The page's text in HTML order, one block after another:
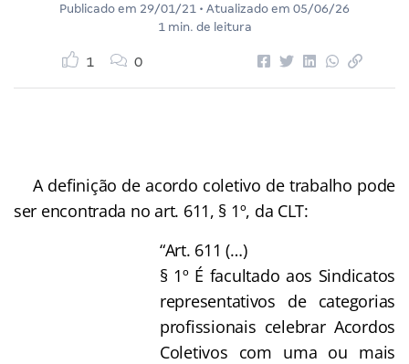
Publicado em 29/01/21 • Atualizado em 05/06/26
1 min. de leitura
1 0
A definição de acordo coletivo de trabalho pode
ser encontrada no art. 611, § 1º, da CLT:
“Art. 611 (…)
§ 1º É facultado aos Sindicatos
representativos de categorias
profissionais celebrar Acordos
Coletivos com uma ou mais